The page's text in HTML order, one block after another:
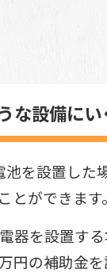
な設備に
を設置した
とができます。
器を設置す
円の補助金